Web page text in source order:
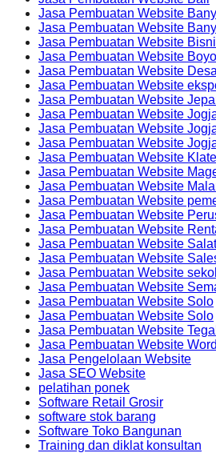
Jasa Pembuatan Website
Jasa Pembuatan Website
Jasa Pembuatan Website
Jasa Pembuatan Website
Jasa Pembuatan Website Desa
Jasa Pembuatan Website
Jasa Pembuatan Website
Jasa Pembuatan Website
Jasa Pembuatan Website
Jasa Pembuatan Website
Jasa Pembuatan Website
Jasa Pembuatan Website
Jasa Pembuatan Website
Jasa Pembuatan Website
Jasa Pembuatan Website
Jasa Pembuatan Website
Jasa Pembuatan Website
Jasa Pembuatan Website
Jasa Pembuatan Website
Jasa Pembuatan Website
Jasa Pembuatan Website Solo
Jasa Pembuatan Website Solo
Jasa Pembuatan Website Tegal
Jasa Pembuatan Website
Jasa Pengelolaan Website
Jasa SEO Website
pelatihan ponek
Software Retail Grosir
software stok barang
Software Toko Bangunan
Training dan diklat konsultan